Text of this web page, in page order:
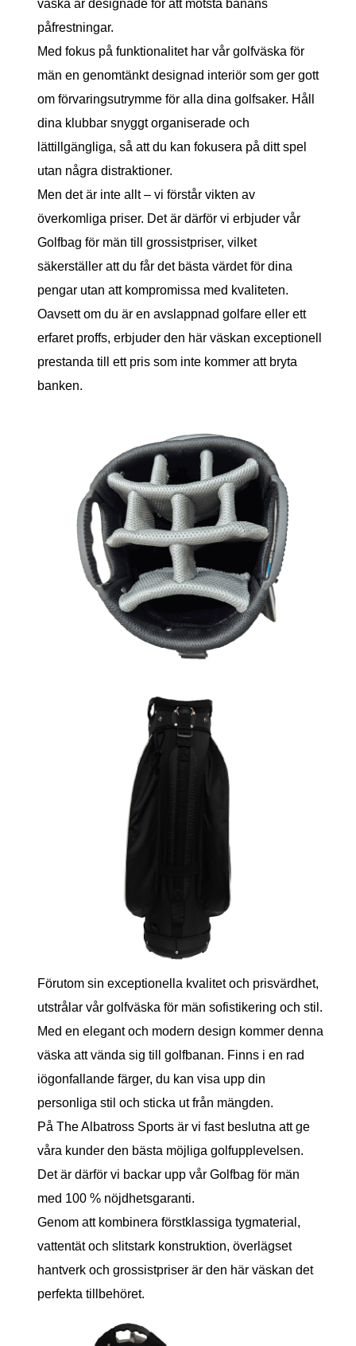
väska är designade för att motstå banans
påfrestningar.
Med fokus på funktionalitet har vår golfväska för
män en genomtänkt designad interiör som ger gott
om förvaringsutrymme för alla dina golfsaker. Håll
dina klubbar snyggt organiserade och
lättillgängliga, så att du kan fokusera på ditt spel
utan några distraktioner.
Men det är inte allt – vi förstår vikten av
överkomliga priser. Det är därför vi erbjuder vår
Golfbag för män till grossistpriser, vilket
säkerställer att du får det bästa värdet för dina
pengar utan att kompromissa med kvaliteten.
Oavsett om du är en avslappnad golfare eller ett
erfaret proffs, erbjuder den här väskan exceptionell
prestanda till ett pris som inte kommer att bryta
banken.
Förutom sin exceptionella kvalitet och prisvärdhet,
utstrålar vår golfväska för män sofistikering och stil.
Med en elegant och modern design kommer denna
väska att vända sig till golfbanan. Finns i en rad
iögonfallande färger, du kan visa upp din
personliga stil och sticka ut från mängden.
På The Albatross Sports är vi fast beslutna att ge
våra kunder den bästa möjliga golfupplevelsen.
Det är därför vi backar upp vår Golfbag för män
med 100 % nöjdhetsgaranti.
Genom att kombinera förstklassiga tygmaterial,
vattentät och slitstark konstruktion, överlägset
hantverk och grossistpriser är den här väskan det
perfekta tillbehöret.